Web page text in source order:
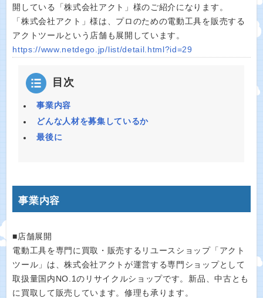
V
i
d
o
開している「株式会社アクト」様のご紹介になります。
「株式会社アクト」様は、プロのための電動工具を販売する
アクトツールという店舗も展開しています。
https://www.netdego.jp/list/detail.html?id=29
目次
事業内容
どんな人材を募集しているか
最後に
事業内容
■店舗展開
電動工具を専門に買取・販売するリユースショップ「アクト
ツール」は、株式会社アクトが運営する専門ショップとして
取扱量国内NO.1のリサイクルショップです。新品、中古とも
に買取して販売しています。修理も承ります。